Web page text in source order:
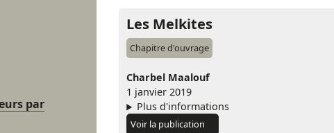
par
Les Melkites
Chapitre d'ouvrage
Charbel Maalouf
1 janvier 2019
Plus d'informations
Voir la publication